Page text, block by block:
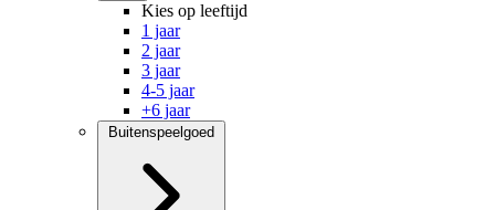
Kies op leeftijd
1 jaar
2 jaar
3 jaar
4-5 jaar
+6 jaar
Buitenspeelgoed